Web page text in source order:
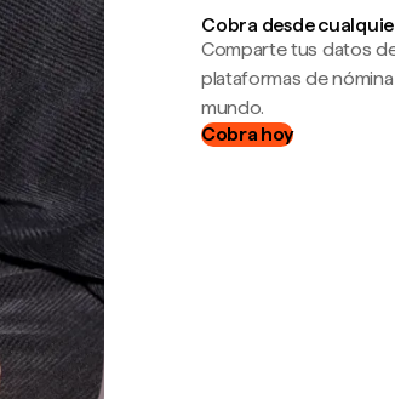
Cobra desde
Comparte tus datos
plataformas de
mundo.
Cobra hoy